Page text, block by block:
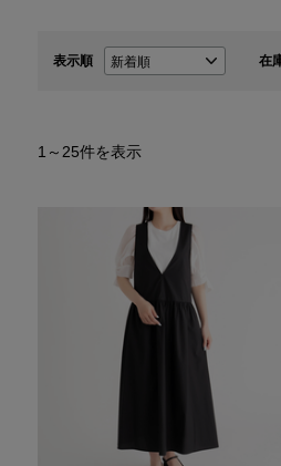
表示順 在
1 ～ 25件を表示